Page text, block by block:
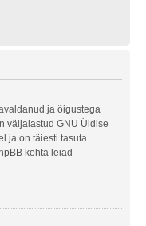
ja õigustega
väljalastud GNU Üldise
ja on täiesti tasuta
kohta leiad